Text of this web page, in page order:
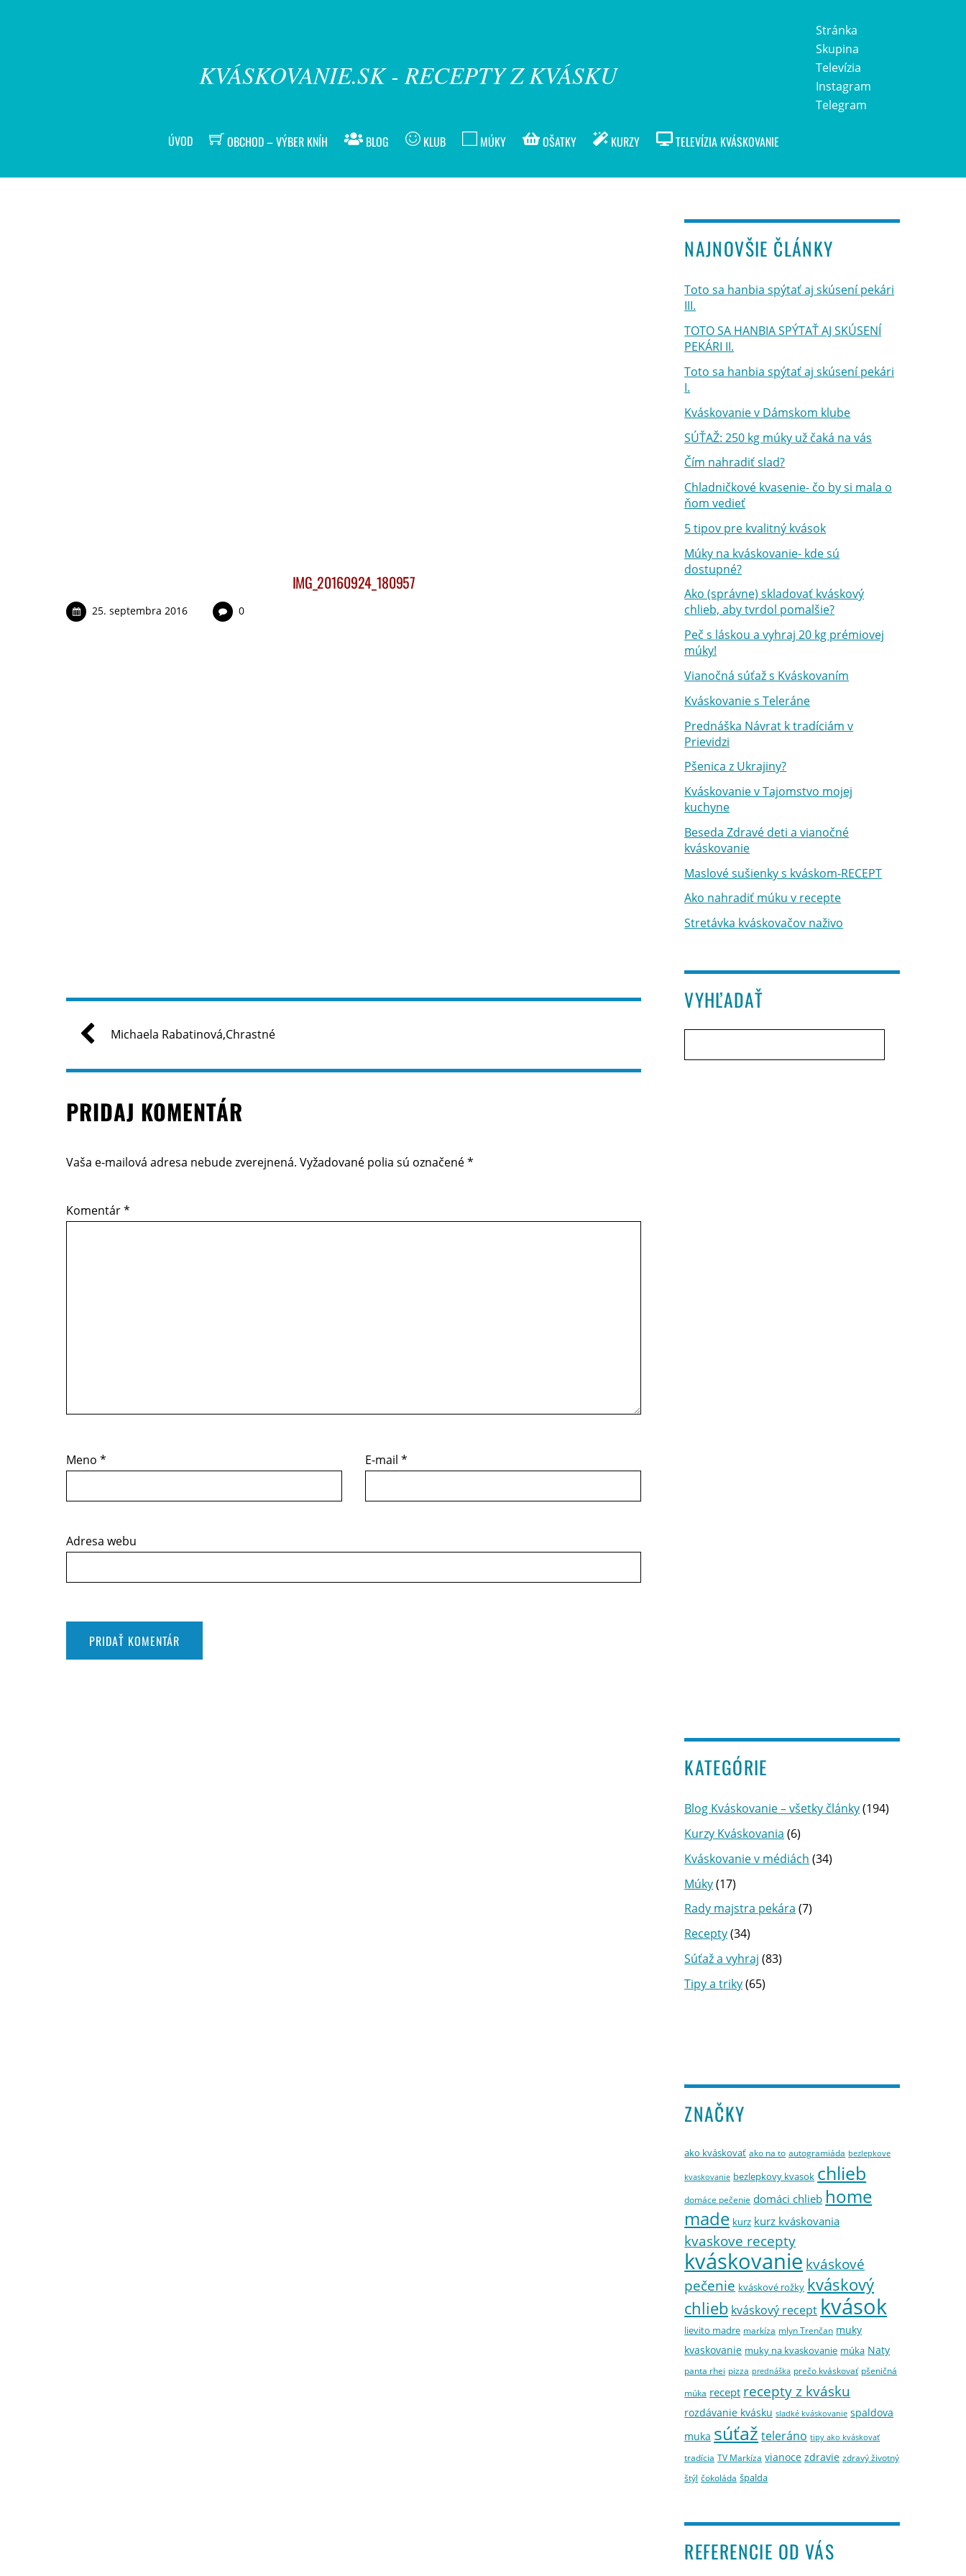
KVÁSKOVANIE.SK - RECEPTY Z KVÁSKU
Stránka
Skupina
Televízia
Instagram
Telegram
ÚVOD OBCHOD – VÝBER KNÍH BLOG KLUB MÚKY OŠATKY KURZY TELEVÍZIA KVÁSKOVANIE
IMG_20160924_180957
25. septembra 2016 0
Michaela Rabatinová,Chrastné
PRIDAJ KOMENTÁR
Vaša e-mailová adresa nebude zverejnená. Vyžadované polia sú označené*
Komentár*
Meno * E-mail*
Adresa webu
NAJNOVŠIE ČLÁNKY
Toto sa hanbia spýtať aj skúsení pekári
III.
TOTO SA HANBIA SPÝTAŤ AJ SKÚSENÍ
PEKÁRI II.
Toto sa hanbia spýtať aj skúsení pekári
I.
Kváskovanie v Dámskom klube
SÚŤAŽ: 250 kg múky už čaká na vás
Čím nahradiť slad?
Chladničkové kvasenie- čo by si mala o
ňom vedieť
5 tipov pre kvalitný kvások
Múky na kváskovanie- kde sú
dostupné?
Ako (správne) skladovať kváskový
chlieb, aby tvrdol pomalšie?
Peč s láskou a vyhraj 20 kg prémiovej
múky!
Vianočná súťaž s Kváskovaním
Kváskovanie s Teleráne
Prednáška Návrat k tradíciám v
Prievidzi
Pšenica z Ukrajiny?
Kváskovanie v Tajomstvo mojej
kuchyne
Beseda Zdravé deti a vianočné
kváskovanie
Maslové sušienky s kváskom-RECEPT
Ako nahradiť múku v recepte
Stretávka kváskovačov naživo
VYHĽADAŤ
KATEGÓRIE
Blog Kváskovanie – všetky články(194)
Kurzy Kváskovania (6)
Kváskovanie v médiách (34)
Múky(17)
Rady majstra pekára (7)
Recepty(34)
Súťaž a vyhraj (83)
Tipy a triky(65)
ZNAČKY
ako kváskovať ako na to autogramiáda bezlepkove
kvaskovanie bezlepkovy kvasok chlieb
domáce pečenie domáci chlieb home
made kurz kurz kváskovania
kvaskove recepty
kváskovanie kváskové
pečenie kváskové rožky kváskový
chlieb kváskový recept kvások
lievito madre markíza mlyn Trenčan muky
kvaskovanie muky na kvaskovanie múka Naty
panta rhei pizza prednáška prečo kváskovať pšeničná
múka recept recepty z kvásku
rozdávanie kvásku sladké kváskovanie spaldova
muka súťaž teleráno tipy ako kváskovať
tradícia TV Markíza vianoce zdravie zdravý životný
štýl čokoláda špalda
REFERENCIE OD VÁS